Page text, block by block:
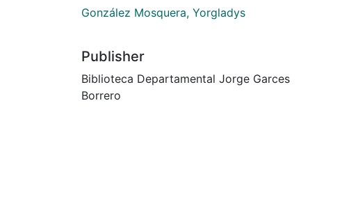
González Mosquera, Yorgladys
Publisher
Biblioteca Departamental Jorge Garces
Borrero